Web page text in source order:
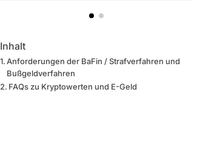
Inhalt
Anforderungen der BaFin / Strafverfahren und
Bußgeldverfahren
FAQs zu Kryptowerten und E-Geld